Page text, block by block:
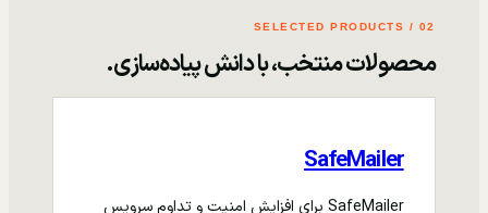
02 / SELECTED PRODUCTS
محصولات منتخب، با دانش پیاده‌سازی.
SafeMailer
SafeMailer برای افزایش امنیت و تداوم سرویس